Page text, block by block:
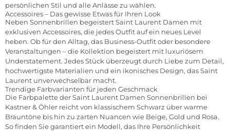
persönlichen Stil und alle Anlässe zu wählen.
Accessoires – Das gewisse Etwas für Ihren Look
Neben Sonnenbrillen begeistert Saint Laurent Damen mit
exklusiven Accessoires, die jedes Outfit auf ein neues Level
heben. Ob für den Alltag, das Business-Outfit oder besondere
Veranstaltungen – die Kollektion begeistert mit luxuriösem
Understatement. Jedes Stück überzeugt durch Liebe zum Detail,
hochwertigste Materialien und ein ikonisches Design, das Saint
Laurent unverwechselbar macht.
Trendige Farbvarianten für jeden Geschmack
Die Farbpalette der Saint Laurent Damen Sonnenbrillen bei
Kastner & Öhler reicht von klassischem Schwarz über warme
Brauntöne bis hin zu zarten Nuancen wie Beige, Gold und Rosa.
So finden Sie garantiert ein Modell, das Ihre Persönlichkeit